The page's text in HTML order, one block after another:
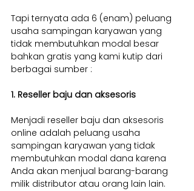
Tapi ternyata ada 6 (enam) peluang
usaha sampingan karyawan yang
tidak membutuhkan modal besar
bahkan gratis yang kami kutip dari
berbagai sumber :
1. Reseller baju dan aksesoris
Menjadi reseller baju dan aksesoris
online adalah peluang usaha
sampingan karyawan yang tidak
membutuhkan modal dana karena
Anda akan menjual barang-barang
milik distributor atau orang lain lain.